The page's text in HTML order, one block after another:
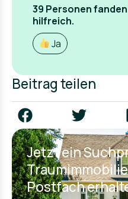
39 Personen fanden
hilfreich.
Ja
Beitrag teilen
Jetzt ein
Postfach